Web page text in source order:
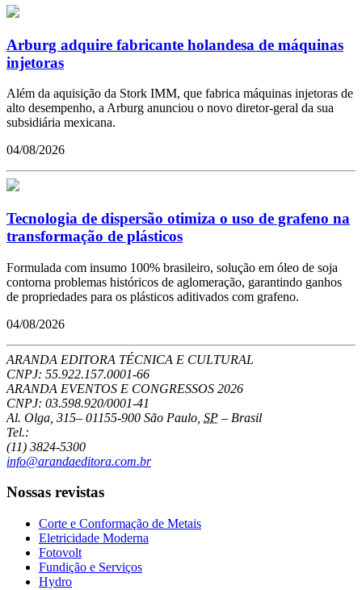
Arburg adquire fabricante holandesa de máquinas
injetoras
Além da aquisição da Stork IMM, que fabrica máquinas injetoras de
alto desempenho, a Arburg anunciou o novo diretor-geral da sua
subsidiária mexicana.
04/08/2026
Tecnologia de dispersão otimiza o uso de grafeno na
transformação de plásticos
Formulada com insumo 100% brasileiro, solução em óleo de soja
contorna problemas históricos de aglomeração, garantindo ganhos
de propriedades para os plásticos aditivados com grafeno.
04/08/2026
ARANDA EDITORA TÉCNICA E CULTURAL
CNPJ: 55.922.157.0001-66
ARANDA EVENTOS E CONGRESSOS 2026
CNPJ: 03.598.920/0001-41
Al. Olga, 315– 01155-900 São Paulo SP – Brasil
Tel.:
(11) 3824-5300
info@arandaeditora.com.br
Nossas revistas
Corte e Conformação de Metais
Eletricidade Moderna
Fotovolt
Fundição e Serviços
Hydro